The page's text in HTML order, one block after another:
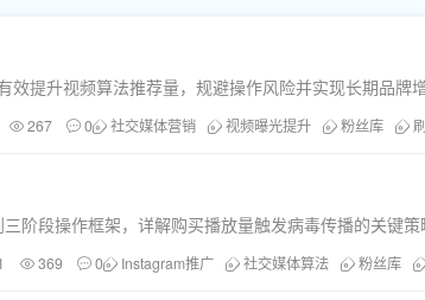
提升视频算法推荐量，规避操作风险并实现长期品牌增
267 0 社交媒体营销 视频曝光提升 粉丝库
段操作框架，详解购买播放量触发病毒传播的关键策
369 0 Instagram推广 社交媒体算法 粉丝库